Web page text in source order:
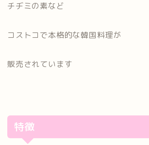
チヂミの素など
コストコで本格的な韓国料理が
販売されています
特徴